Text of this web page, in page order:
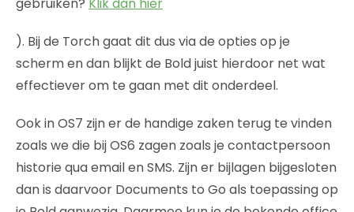
). Bij de Torch gaat dit dus via de opties op je
scherm en dan blijkt de Bold juist hierdoor net wat
effectiever om te gaan met dit onderdeel.
Ook in OS7 zijn er de handige zaken terug te vinden
zoals we die bij OS6 zagen zoals je contactpersoon
historie qua email en SMS. Zijn er bijlagen bijgesloten
dan is daarvoor Documents to Go als toepassing op